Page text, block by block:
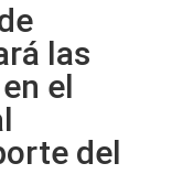
las
el
del